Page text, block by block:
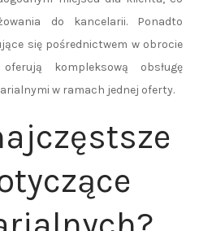
do kancelarii. Ponadto
się pośrednictwem w obrocie
kompleksową obsługę
w ramach jednej oferty.